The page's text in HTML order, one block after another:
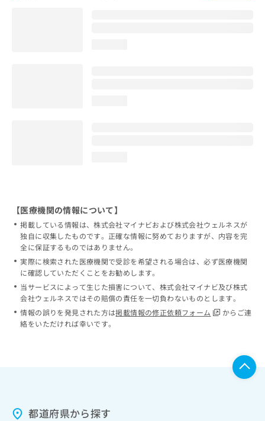
【医療機関の情報について】
掲載している情報は、株式会社マイナビおよび株式会社ウェルネスが
独自に収集したものです。正確な情報に努めておりますが、内容を完
全に保証するものではありません。
実際に検索された医療機関で受診を希望される場合は、必ず医療機関
に確認していただくことをお勧めします。
当サービスによって生じた損害について、株式会社マイナビ及び株式
会社ウェルネスではその賠償の責任を一切負わないものとします。
情報の誤りを発見された方は掲載情報の修正依頼フォーム
からご連
絡をいただければ幸いです。
都道府県から探す